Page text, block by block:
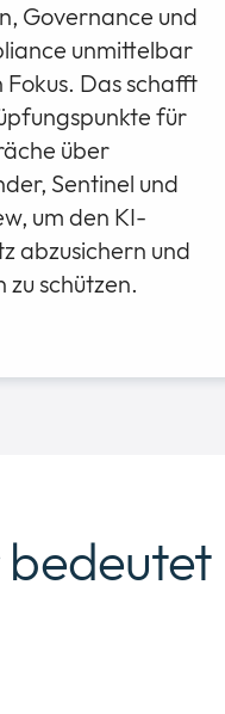
Governance und
unmittelbar
Fokus. Das schafft
für
über
Sentinel und
um den KI-
abzusichern und
zu schützen.